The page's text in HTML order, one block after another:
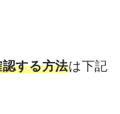
する方法は下記